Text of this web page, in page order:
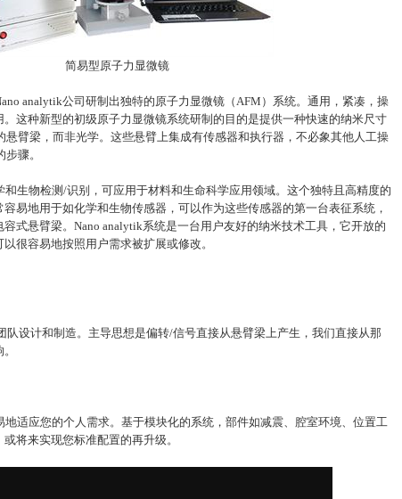
简易型原子力显微镜
analytik公司研制出独特的原子力显微镜（AFM）系统。通用，紧凑，操
这种新型的初级原子力显微镜系统研制的目的是提供一种快速的纳米尺寸
悬臂梁，而非光学。这些悬臂上集成有传感器和执行器，不必象其他人工操
骤。
生物检测/识别，可应用于材料和生命科学应用领域。这个独特且高精度的
易地用于如化学和生物传感器，可以作为这些传感器的第一台表征系统，
式悬臂梁。Nano analytik系统是一台用户友好的纳米技术工具，它开放的
很容易地按照用户需求被扩展或修改。
队设计和制造。主导思想是偏转/信号直接从悬臂梁上产生，我们直接从那
适应您的个人需求。基于模块化的系统，部件如减震、腔室环境、位置工
将来实现您标准配置的再升级。